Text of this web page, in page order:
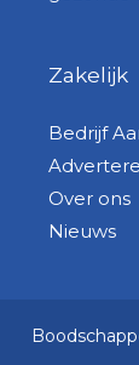
Zakelijk
Bedrijf
Over ons
Nieuws